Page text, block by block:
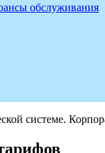
обслуживания
системе.